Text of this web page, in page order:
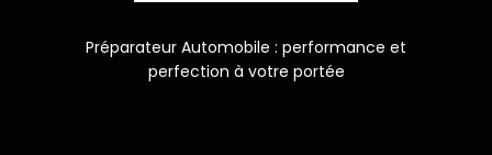
Préparateur Automobile : performance et
perfection à votre portée